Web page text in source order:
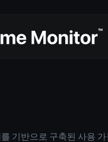
를 기반으로 구축된 사용